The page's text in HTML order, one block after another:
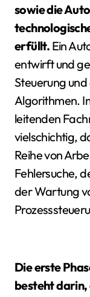
sowie die
erfüllt. Ein
entwirft und
Steuerung
Algorithmen.
leitenden
vielschichtig,
Reihe von
Fehlersuche,
der Wartung
Die erste
besteht